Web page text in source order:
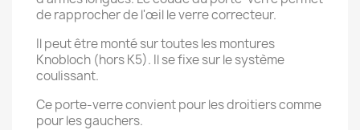
de rapprocher de l'œil le verre correcteur.
Il peut être monté sur toutes les montures
Knobloch (hors K5). Il se fixe sur le système
coulissant.
Ce porte-verre convient pour les droitiers comme
pour les gauchers.